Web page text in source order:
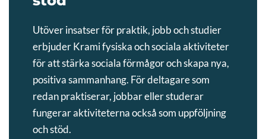
Utöver insatser för praktik, jobb och studier
erbjuder Krami fysiska och sociala aktiviteter
för att stärka sociala förmågor och skapa nya,
positiva sammanhang. För deltagare som
redan praktiserar, jobbar eller studerar
fungerar aktiviteterna också som uppföljning
och stöd.